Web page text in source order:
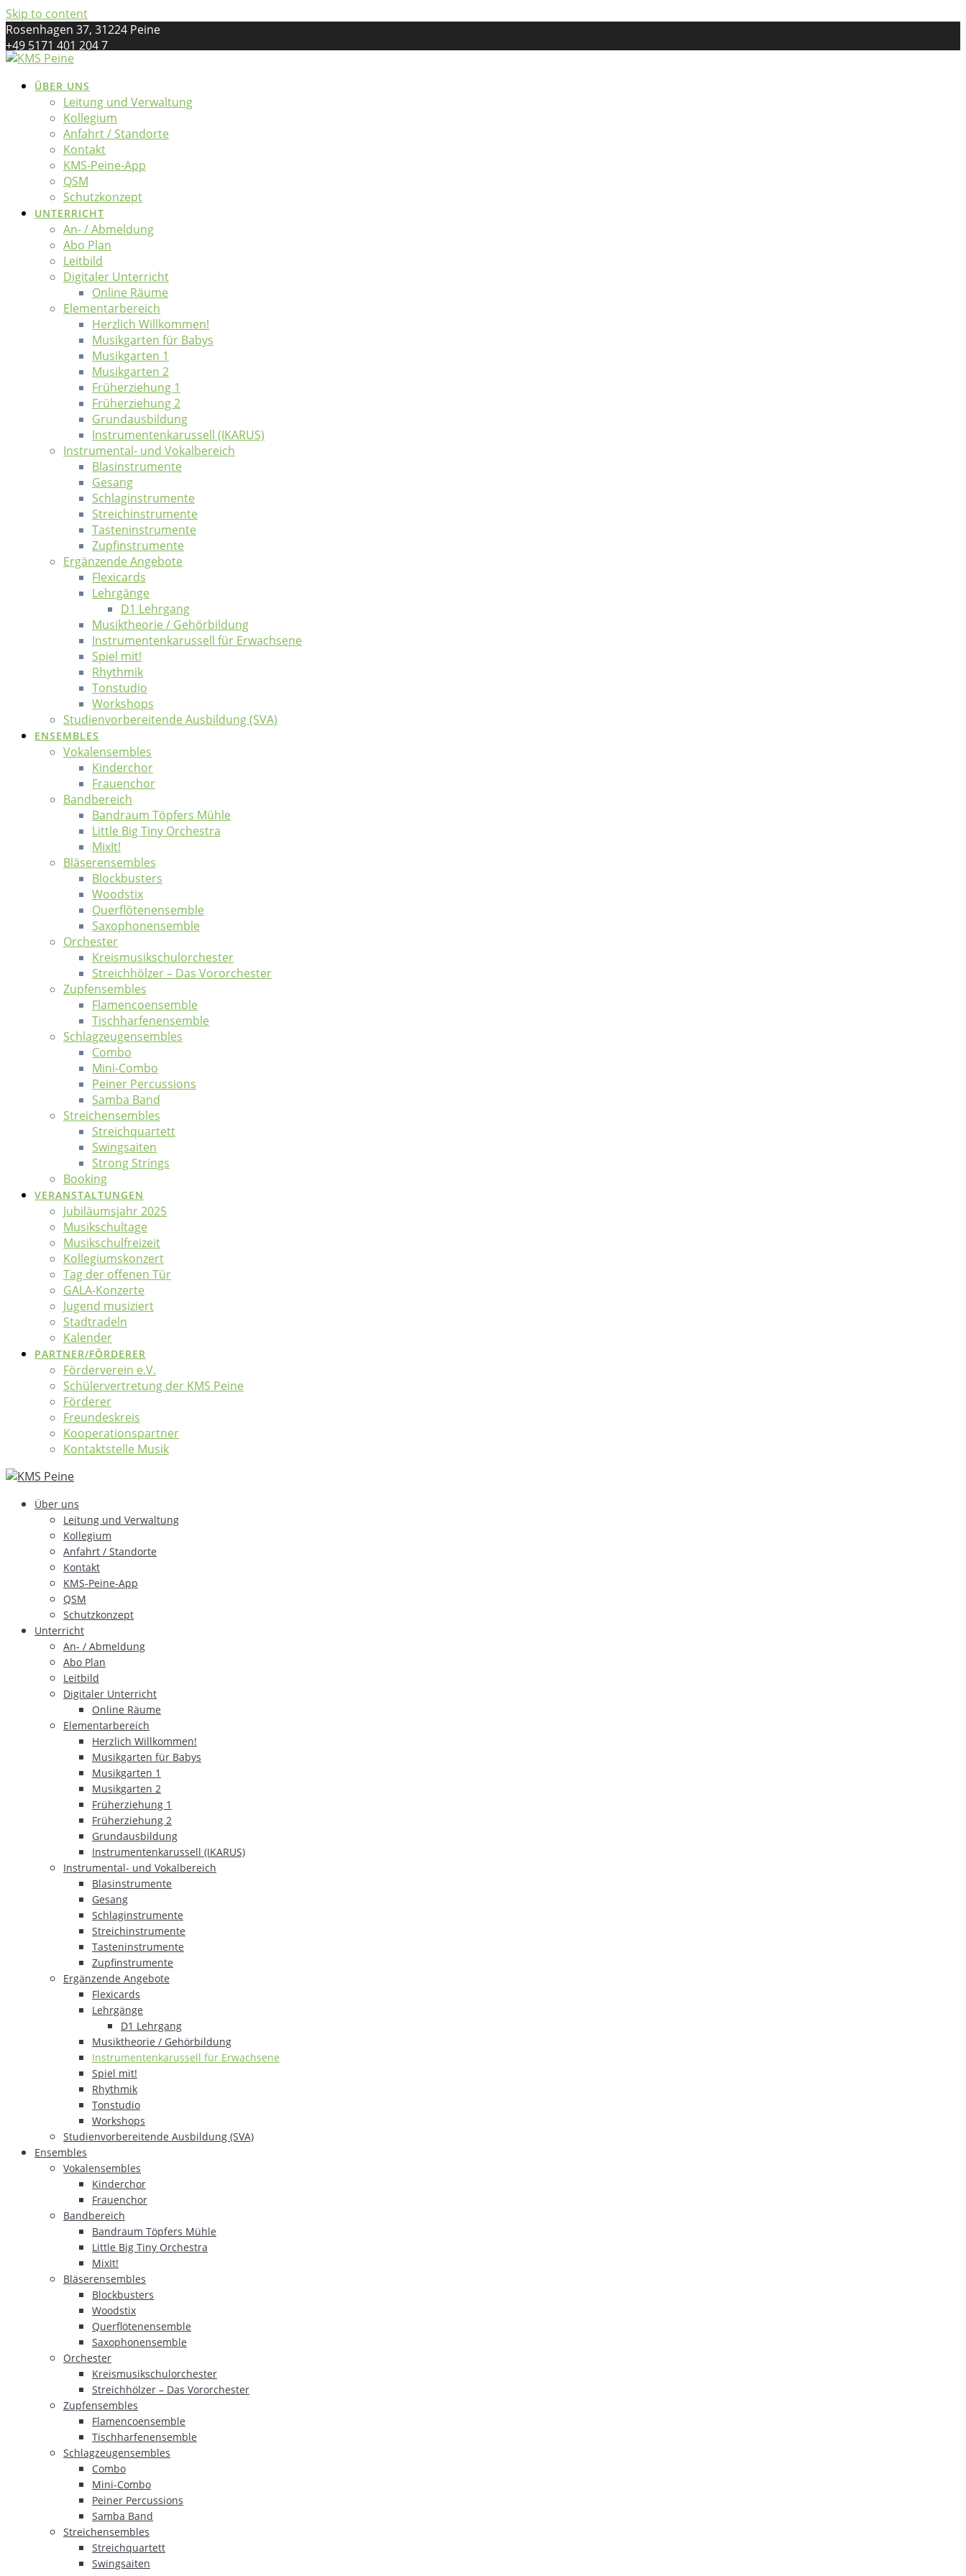
Skip to content
Rosenhagen 37, 31224 Peine
+49 5171 401 204 7
kreismusikschule@landkreis-peine.de
ÜBER UNS
Leitung und Verwaltung
Kollegium
Anfahrt / Standorte
Kontakt
KMS-Peine-App
QSM
Schutzkonzept
UNTERRICHT
An- / Abmeldung
Abo Plan
Leitbild
Digitaler Unterricht
Online Räume
Elementarbereich
Herzlich Willkommen!
Musikgarten für Babys
Musikgarten 1
Musikgarten 2
Früherziehung 1
Früherziehung 2
Grundausbildung
Instrumentenkarussell (IKARUS)
Instrumental- und Vokalbereich
Blasinstrumente
Gesang
Schlaginstrumente
Streichinstrumente
Tasteninstrumente
Zupfinstrumente
Ergänzende Angebote
Flexicards
Lehrgänge
D1 Lehrgang
Musiktheorie / Gehörbildung
Instrumentenkarussell für Erwachsene
Spiel mit!
Rhythmik
Tonstudio
Workshops
Studienvorbereitende Ausbildung (SVA)
ENSEMBLES
Vokalensembles
Kinderchor
Frauenchor
Bandbereich
Bandraum Töpfers Mühle
Little Big Tiny Orchestra
MixIt!
Bläserensembles
Blockbusters
Woodstix
Querflötenensemble
Saxophonensemble
Orchester
Kreismusikschulorchester
Streichhölzer – Das Vororchester
Zupfensembles
Flamencoensemble
Tischharfenensemble
Schlagzeugensembles
Combo
Mini-Combo
Peiner Percussions
Samba Band
Streichensembles
Streichquartett
Swingsaiten
Strong Strings
Booking
VERANSTALTUNGEN
Jubiläumsjahr 2025
Musikschultage
Musikschulfreizeit
Kollegiumskonzert
Tag der offenen Tür
GALA-Konzerte
Jugend musiziert
Stadtradeln
Kalender
PARTNER/FÖRDERER
Förderverein e.V.
Schülervertretung der KMS Peine
Förderer
Freundeskreis
Kooperationspartner
Kontaktstelle Musik
Über uns
Leitung und Verwaltung
Kollegium
Anfahrt / Standorte
Kontakt
KMS-Peine-App
QSM
Schutzkonzept
Unterricht
An- / Abmeldung
Abo Plan
Leitbild
Digitaler Unterricht
Online Räume
Elementarbereich
Herzlich Willkommen!
Musikgarten für Babys
Musikgarten 1
Musikgarten 2
Früherziehung 1
Früherziehung 2
Grundausbildung
Instrumentenkarussell (IKARUS)
Instrumental- und Vokalbereich
Blasinstrumente
Gesang
Schlaginstrumente
Streichinstrumente
Tasteninstrumente
Zupfinstrumente
Ergänzende Angebote
Flexicards
Lehrgänge
D1 Lehrgang
Musiktheorie / Gehörbildung
Instrumentenkarussell für Erwachsene
Spiel mit!
Rhythmik
Tonstudio
Workshops
Studienvorbereitende Ausbildung (SVA)
Ensembles
Vokalensembles
Kinderchor
Frauenchor
Bandbereich
Bandraum Töpfers Mühle
Little Big Tiny Orchestra
MixIt!
Bläserensembles
Blockbusters
Woodstix
Querflötenensemble
Saxophonensemble
Orchester
Kreismusikschulorchester
Streichhölzer – Das Vororchester
Zupfensembles
Flamencoensemble
Tischharfenensemble
Schlagzeugensembles
Combo
Mini-Combo
Peiner Percussions
Samba Band
Streichensembles
Streichquartett
Swingsaiten